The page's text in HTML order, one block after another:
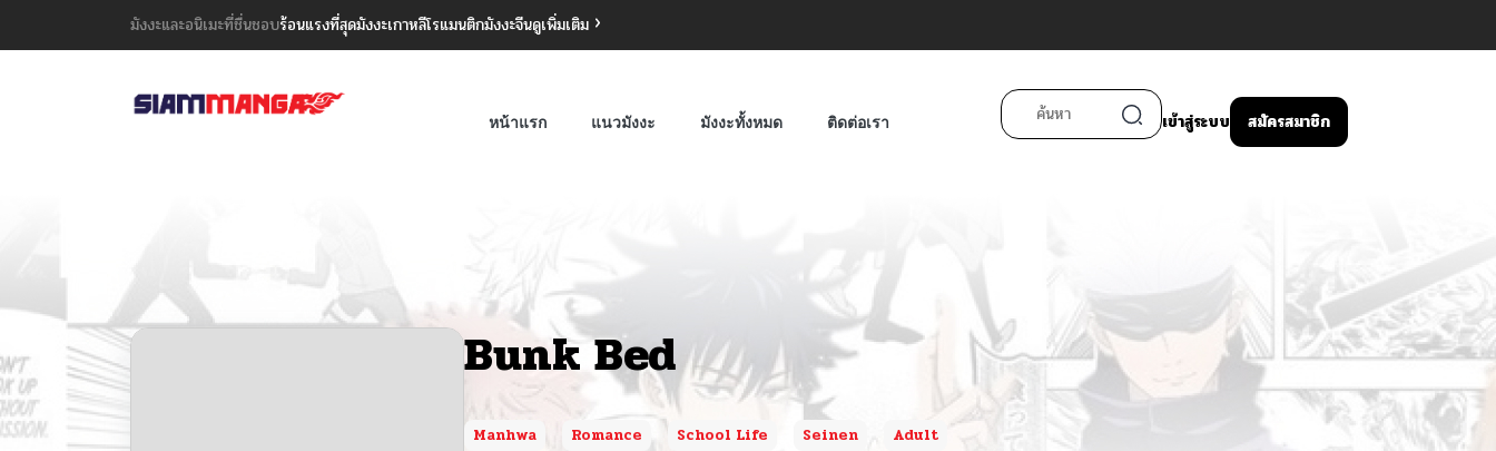
มังงะและอนิเมะที่ชื่นชอบร้อนแรงที่สุดมังงะเกาหลีโรแมนติกมังงะจีนดูเพิ่มเติม
หน้าแรก แนวมังงะ มังงะทั้งหมด ติดต่อเรา เข้าสู่ระบบ สมัครสมาชิก
Bunk Bed
Manhwa Romance School Life Seinen
Adult